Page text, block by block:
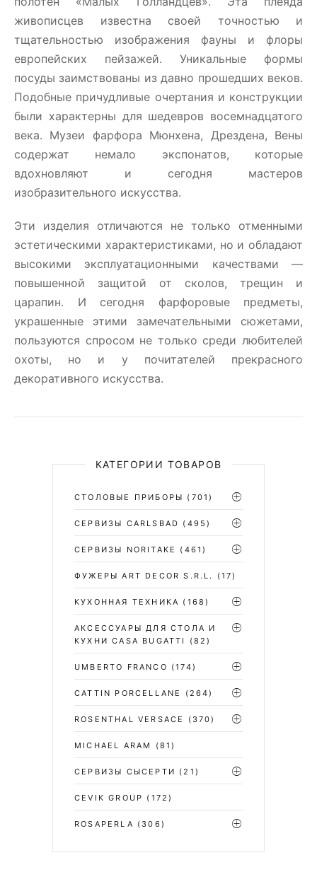
живописцев известна своей точностью и
тщательностью изображения фауны и флоры
европейских пейзажей. Уникальные формы
посуды заимствованы из давно прошедших веков.
Подобные причудливые очертания и конструкции
были характерны для шедевров восемнадцатого
века. Музеи фарфора Мюнхена, Дрездена, Вены
содержат немало экспонатов, которые
вдохновляют и сегодня мастеров
изобразительного искусства.
Эти изделия отличаются не только отменными
эстетическими характеристиками, но и обладают
высокими эксплуатационными качествами —
повышенной защитой от сколов, трещин и
царапин. И сегодня фарфоровые предметы,
украшенные этими замечательными сюжетами,
пользуются спросом не только среди любителей
охоты, но и у почитателей прекрасного
декоративного искусства.
КАТЕГОРИИ ТОВАРОВ
СТОЛОВЫЕ ПРИБОРЫ (701)
CЕРВИЗЫ CARLSBAD (495)
СЕРВИЗЫ NORITAKE (461)
ФУЖЕРЫ ART DECOR S.R.L. (17)
КУХОННАЯ ТЕХНИКА (168)
АКСЕССУАРЫ ДЛЯ СТОЛА И
КУХНИ CASA BUGATTI
(82)
UMBERTO FRANCO (174)
CATTIN PORCELLANE (264)
ROSENTHAL VERSACE (370)
MICHAEL ARAM (81)
СЕРВИЗЫ СЫСЕРТИ (21)
CEVIK GROUP (172)
ROSAPERLA (306)